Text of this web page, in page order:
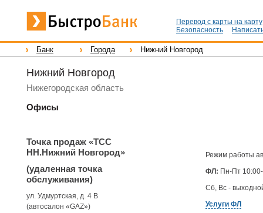
Перевод с карты на карту
Безопасность
Банк Города Нижний Новгород
Нижний Новгород
Нижегородская область
Офисы
Точка продаж «ТСС
НН.Нижний Новгород»
(удаленная точка
обслуживания)
ул. Удмуртская, д. 4 В
(автосалон «GAZ»)
Режим работы
ФЛ: Пн-Пт
Сб, Вс -
Услуги ФЛ